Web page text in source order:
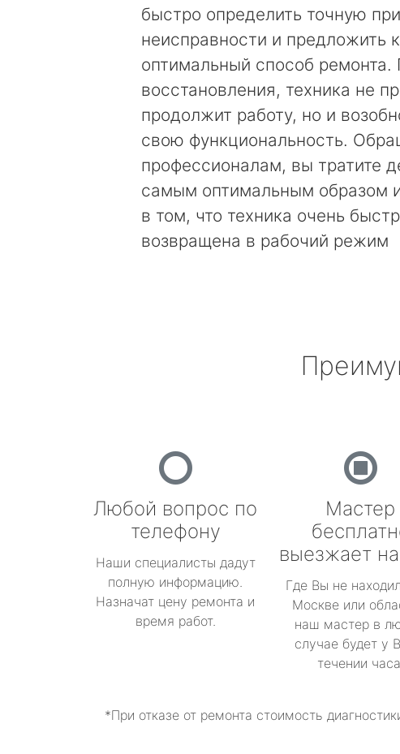
быстро определить точную
неисправности и предложить
оптимальный способ ремонта.
восстановления, техника не
продолжит работу, но и
свою функциональность.
профессионалам, вы тратите
самым оптимальным образом
в том, что техника очень
возвращена в рабочий режим
Любой вопрос по
телефону
Наши специалисты дадут
полную информацию.
Назначат цену ремонта и
время работ.
Мастер
выезжает
Где Вы не
Москве или
наш мастер в
случае будет у
течении
*При отказе от ремонта стоимость